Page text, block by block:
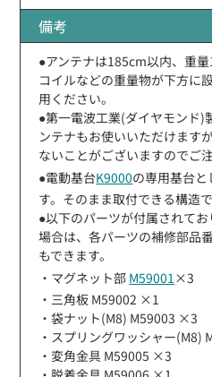
備考
●アンテナは185cm以内、重
コイルなどの重量物が下方に
用ください。
●第一電波工業(ダイヤモンド)
ンテナもお使いいただけます
ないことがございますのでご
●電動基台K9000の専用基台と
す。そのまま取付できる構造で
●以下のパーツが付属されて
場合は、各パーツの補修部品
もできます。
・マグネット部 M59001 ×3
・三角板 M59002 ×1
・袋ナット(M8) M59003 ×3
・スプリングワッシャー(M8)
・変角金具 M59005 ×3